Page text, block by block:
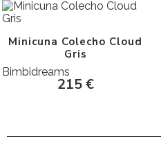
Minicuna Colecho Cloud
Gris
Bimbidreams
215€